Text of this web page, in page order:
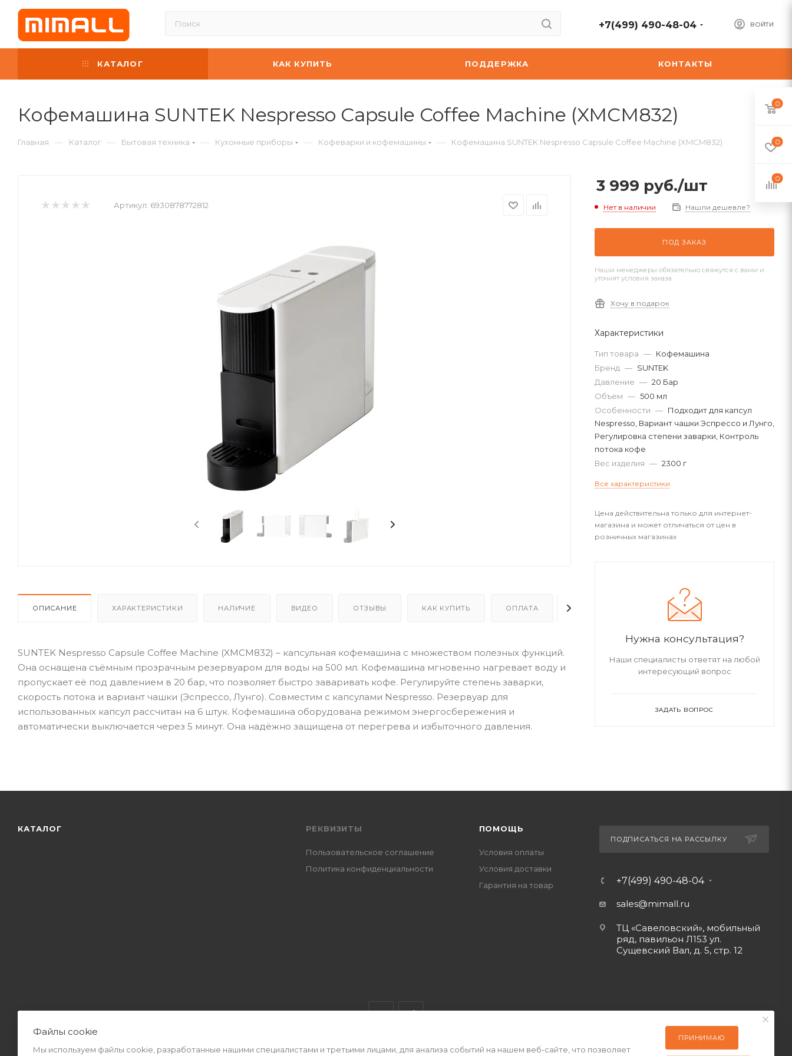
ВОЙТИ
+7(499) 490-48-04
КАТАЛОГ КАК КУПИТЬ ПОДДЕРЖКА КОНТАКТЫ
Кофемашина SUNTEK Nespresso Capsule Coffee Machine (XMCM832)
Главная — Каталог — Бытовая техника — Кухонные приборы — Кофеварки и кофемашины — Кофемашина SUNTEK Nespresso Capsule Coffee Machine (XMCM832)
Артикул: 6930878772812
ОПИСАНИЕ ХАРАКТЕРИСТИКИ НАЛИЧИЕ ВИДЕО ОТЗЫВЫ КАК КУПИТЬ ОПЛАТА ДОПОЛНИТЕЛЬНО
SUNTEK Nespresso Capsule Coffee Machine (XMCM832) – капсульная кофемашина с множеством полезных функций.
Она оснащена съёмным прозрачным резервуаром для воды на 500 мл. Кофемашина мгновенно нагревает воду и
пропускает её под давлением в 20 бар, что позволяет быстро заваривать кофе. Регулируйте степень заварки,
скорость потока и вариант чашки (Эспрессо, Лунго). Совместим с капсулами Nespresso. Резервуар для
использованных капсул рассчитан на 6 штук. Кофемашина оборудована режимом энергосбережения и
автоматически выключается через 5 минут. Она надёжно защищена от перегрева и избыточного давления.
3 999 руб./шт
Нет в наличии Нашли дешевле?
ПОД ЗАКАЗ
Наши менеджеры обязательно свяжутся с вами и
уточнят условия заказа
Хочу в подарок
Характеристики
Тип товара — Кофемашина
Бренд — SUNTEK
Давление — 20 Бар
Объем — 500 мл
Особенности — Подходит для капсул
Nespresso, Вариант чашки Эспрессо и Лунго,
Регулировка степени заварки, Контроль
потока кофе
Вес изделия — 2300 г
Все характеристики
Цена действительна только для интернет-
магазина и может отличаться от цен в
розничных магазинах
Нужна консультация?
Наши специалисты ответят на любой
интересующий вопрос
ЗАДАТЬ ВОПРОС
КАТАЛОГ РЕКВИЗИТЫ
Пользовательское соглашение
Политика конфиденциальности
ПОМОЩЬ
Условия оплаты
Условия доставки
Гарантия на товар
ПОДПИСАТЬСЯ НА РАССЫЛКУ
+7(499) 490-48-04
sales@mimall.ru
ТЦ «Савеловский», мобильный
ряд, павильон Л153 ул.
Сущевский Вал, д. 5, стр. 12
0
0
0
Файлы cookie
Мы используем файлы cookie, разработанные нашими специалистами и третьими лицами, для анализа событий на нашем веб-сайте, что позволяет
ПРИНИМАЮ